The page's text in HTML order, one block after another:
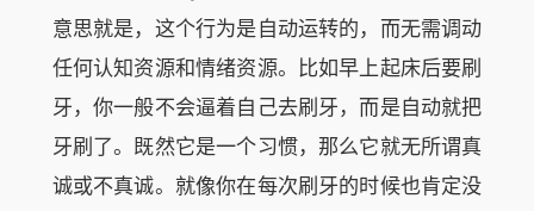
意思就是，这个行为是自动运转的，而无需调动
任何认知资源和情绪资源。比如早上起床后要刷
牙，你一般不会逼着自己去刷牙，而是自动就把
牙刷了。既然它是一个习惯，那么它就无所谓真
诚或不真诚。就像你在每次刷牙的时候也肯定没